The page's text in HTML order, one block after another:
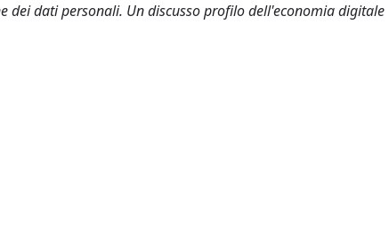
dati personali. Un discusso profilo dell'economia digitale